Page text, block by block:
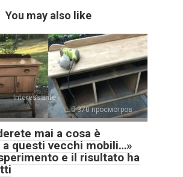
You may also like
Interessante
370 просмотров
mai a cosa è
questi vecchi mobili…»
e il risultato ha